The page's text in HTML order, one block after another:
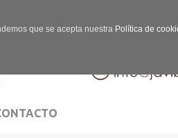
que se acepta nuestra Política de